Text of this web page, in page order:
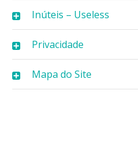
Inúteis – Useless
Privacidade
Mapa do Site